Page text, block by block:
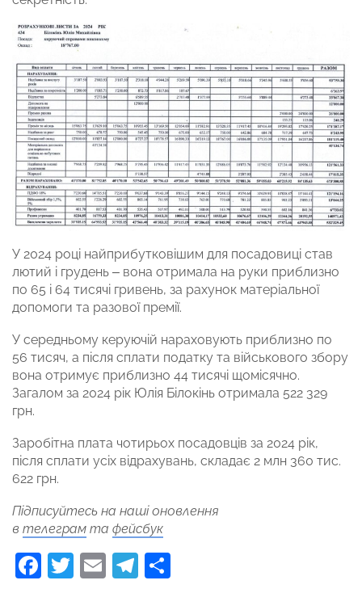
У 2024 році найприбутковішим для посадовиці став
лютий і грудень – вона отримала на руки приблизно
по 65 і 64 тисячі гривень, за рахунок матеріальної
допомоги та разової премії.
У середньому керуючій нараховують приблизно по
56 тисяч, а після сплати податку та військового збору
вона отримує приблизно 44 тисячі щомісячно.
Загалом за 2024 рік Юлія Білокінь отримала 522 329
грн.
Заробітна плата чотирьох посадовців за 2024 рік,
після сплати усіх відрахувань, складає 2 млн 360 тис.
622 грн.
Підписуйтесь на наші оновлення
в телеграм та фейсбук
Facebook
Twitter
EmailTelegram